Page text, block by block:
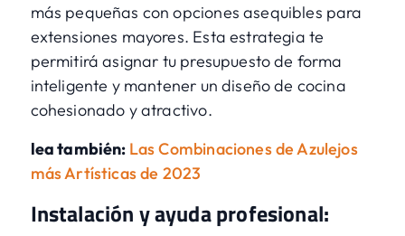
más pequeñas con opciones asequibles para
extensiones mayores. Esta estrategia te
permitirá asignar tu presupuesto de forma
inteligente y mantener un diseño de cocina
cohesionado y atractivo.
lea también: Las Combinaciones de Azulejos
más Artísticas de 2023
Instalación y ayuda profesional: